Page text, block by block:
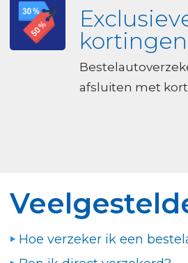
kortingen
afsluiten met
Hoe verzeker ik een